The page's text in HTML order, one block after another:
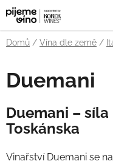
Přejít
na
obsah
Domů / Vína dle země /
Duemani
Duemani –
Toskánska
Vinařství Duemani se